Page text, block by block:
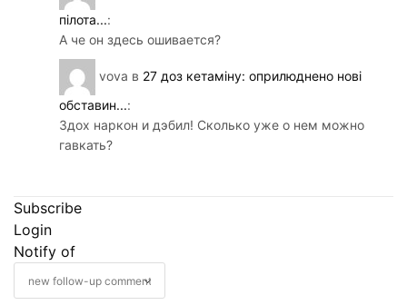
пілота...:
А че он здесь ошивается?
vova в 27 доз кетаміну: оприлюднено нові
обставин...:
Здох наркон и дэбил! Сколько уже о нем можно
гавкать?
Subscribe
Login
Notify of